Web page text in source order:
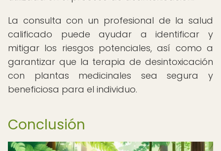
La consulta con un profesional de la salud
calificado puede ayudar a identificar y
mitigar los riesgos potenciales, así como a
garantizar que la terapia de desintoxicación
con plantas medicinales sea segura y
beneficiosa para el individuo.
Conclusión